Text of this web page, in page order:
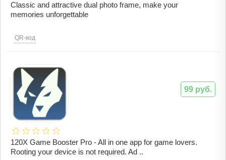
Classic and attractive dual photo frame, make your
memories unforgettable
QR-код
120X Game Booster Pro - All in one app for game lovers.
Rooting your device is not required. Ad ..
99 руб.